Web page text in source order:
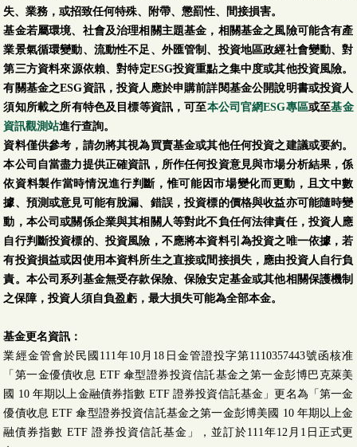
失、業務，或招致任何特殊、附帶、懲罰性、間接損害。
基金若屬環境、社會及治理相關主題基金，相關基金之風險可能含有產
業景氣循環變動、流動性不足、外匯管制、投資地區政經社會變動、對
第三方資料來源依賴、對特定ESG投資重點之集中度或其他投資風險。
有關基金之ESG資訊，投資人應於申購前詳閱基金公開說明書或投資人
須知所載之所有特色及目標等資訊，可至本公司官網ESG專區或至基金
資訊觀測站進行查詢。
資料僅供參考，請勿將其視為買賣基金或其他任何投資之建議或要約。
本公司自當盡力提供正確資訊，所作任何投資意見與市場分析結果，係
依資料製作當時情況進行判斷，惟可能因市場變化而更動，且文中數
據、預測或意見可能有脫漏、錯誤，投資標的價格與收益亦可能隨時變
動，本公司或關係企業與其相關人等對此不負任何法律責任，投資人應
自行判斷投資標的、投資風險，不應將本資料引為投資之唯一依據，若
有投資損益或因使用本資料所生之直接或間接損失，應由投資人自行負
責。本公司系列基金無受存款保險、保險安定基金或其他相關保護機制
之保障，投資人須自負盈虧，最大損失可能為全部本金。
基金更名資訊：
業經金管會於民國111年10月18日金管證投字第1110357443號函核准
「第一金優債收息 ETF 傘型證券投資信託基金之第一金彭博巴克萊美
國 10 年期以上金融債券指數 ETF 證券投資信託基金」更名為「第一金
優債收息 ETF 傘型證券投資信託基金之第一金彭博美國 10 年期以上金
融債券指數 ETF 證券投資信託基金」，並訂於111年12月1日正式更